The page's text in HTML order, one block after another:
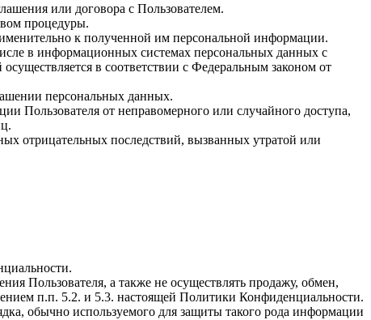
или договора с Пользователем.
процедуры.
к полученной им персональной информации.
в информационных системах персональных данных с
в соответствии с Федеральным законом от
персональных данных.
Пользователя от неправомерного или случайного доступа,
отрицательных последствий, вызванных утратой или
Пользователя, а также не осуществлять продажу, обмен,
п.п. 5.2. и 5.3. настоящей Политики Конфиденциальности.
обычно используемого для защиты такого рода информации